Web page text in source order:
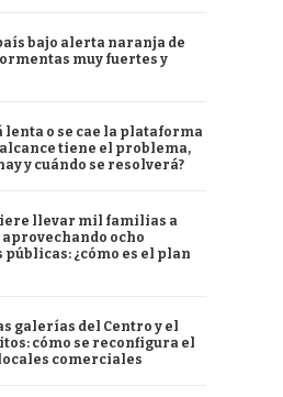
bajo alerta naranja de
muy fuertes y
lenta o se cae la plataforma
alcance tiene el problema,
y cuándo se resolverá?
llevar mil familias a
aprovechando ocho
¿cómo es el plan
galerías del Centro y el
cómo se reconfigura el
comerciales